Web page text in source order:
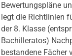
Bewertungspläne
legt die Richtlinien
der 8. Klasse
Bachilleratos)
bestandene Fächer